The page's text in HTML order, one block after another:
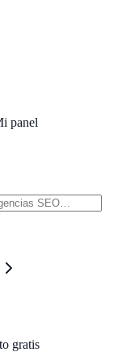
panel
gratis